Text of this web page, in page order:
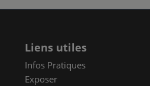
Liens utiles
Infos Pratiques
Exposer